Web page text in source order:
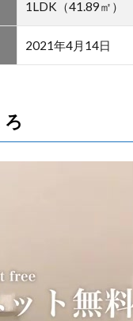
1LDK（41.89㎡）
2021年4月14日